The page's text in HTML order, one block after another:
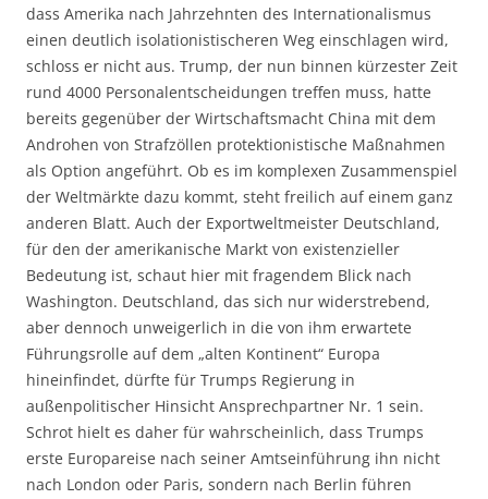
dass Amerika nach Jahrzehnten des Internationalismus
einen deutlich isolationistischeren Weg einschlagen wird,
schloss er nicht aus. Trump, der nun binnen kürzester Zeit
rund 4000 Personalentscheidungen treffen muss, hatte
bereits gegenüber der Wirtschaftsmacht China mit dem
Androhen von Strafzöllen protektionistische Maßnahmen
als Option angeführt. Ob es im komplexen Zusammenspiel
der Weltmärkte dazu kommt, steht freilich auf einem ganz
anderen Blatt. Auch der Exportweltmeister Deutschland,
für den der amerikanische Markt von existenzieller
Bedeutung ist, schaut hier mit fragendem Blick nach
Washington. Deutschland, das sich nur widerstrebend,
aber dennoch unweigerlich in die von ihm erwartete
Führungsrolle auf dem „alten Kontinent“ Europa
hineinfindet, dürfte für Trumps Regierung in
außenpolitischer Hinsicht Ansprechpartner Nr. 1 sein.
Schrot hielt es daher für wahrscheinlich, dass Trumps
erste Europareise nach seiner Amtseinführung ihn nicht
nach London oder Paris, sondern nach Berlin führen